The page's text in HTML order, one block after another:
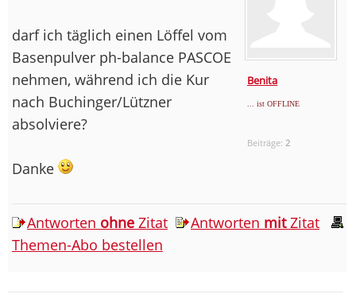
Benita
... ist OFFLINE
Beiträge: 2
darf ich täglich einen Löffel vom
Basenpulver ph-balance PASCOE
nehmen, während ich die Kur
nach Buchinger/Lützner
absolviere?
Danke
Antworten ohne Zitat Antworten mitZitat
Themen-Abo bestellen